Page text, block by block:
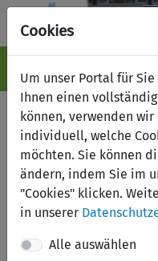
Cookies
Um unser Portal für
Ihnen einen
können, verwenden
individuell, welche
möchten. Sie können
ändern, indem Sie im
"Cookies" klicken.
in unserer
Alle auswählen
Fundbüro
Suche nach
Verlust melden
Kategorien